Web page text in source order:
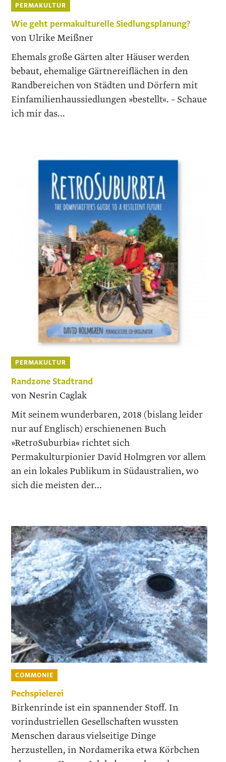
PERMAKULTUR
Wie geht permakulturelle Siedlungsplanung?
von Ulrike Meißner
Ehemals große Gärten alter Häuser werden
bebaut, ehemalige Gärtnereiflächen in den
Randbereichen von Städten und Dörfern mit
Einfamilienhaussiedlungen »bestellt«. – Schaue
ich mir das...
PERMAKULTUR
Randzone Stadtrand
von Nesrin Caglak
Mit seinem wunderbaren, 2018 (bislang leider
nur auf Englisch) erschienenen Buch
»RetroSuburbia« richtet sich
Permakulturpionier David Holmgren vor allem
an ein lokales Publikum in Südaustralien, wo
sich die meisten der...
COMMONIE
Pechspielerei
Birkenrinde ist ein spannender Stoff. In
vorindustriellen Gesellschaften wussten
Menschen daraus vielseitige Dinge
herzustellen, in Nordamerika etwa Körbchen